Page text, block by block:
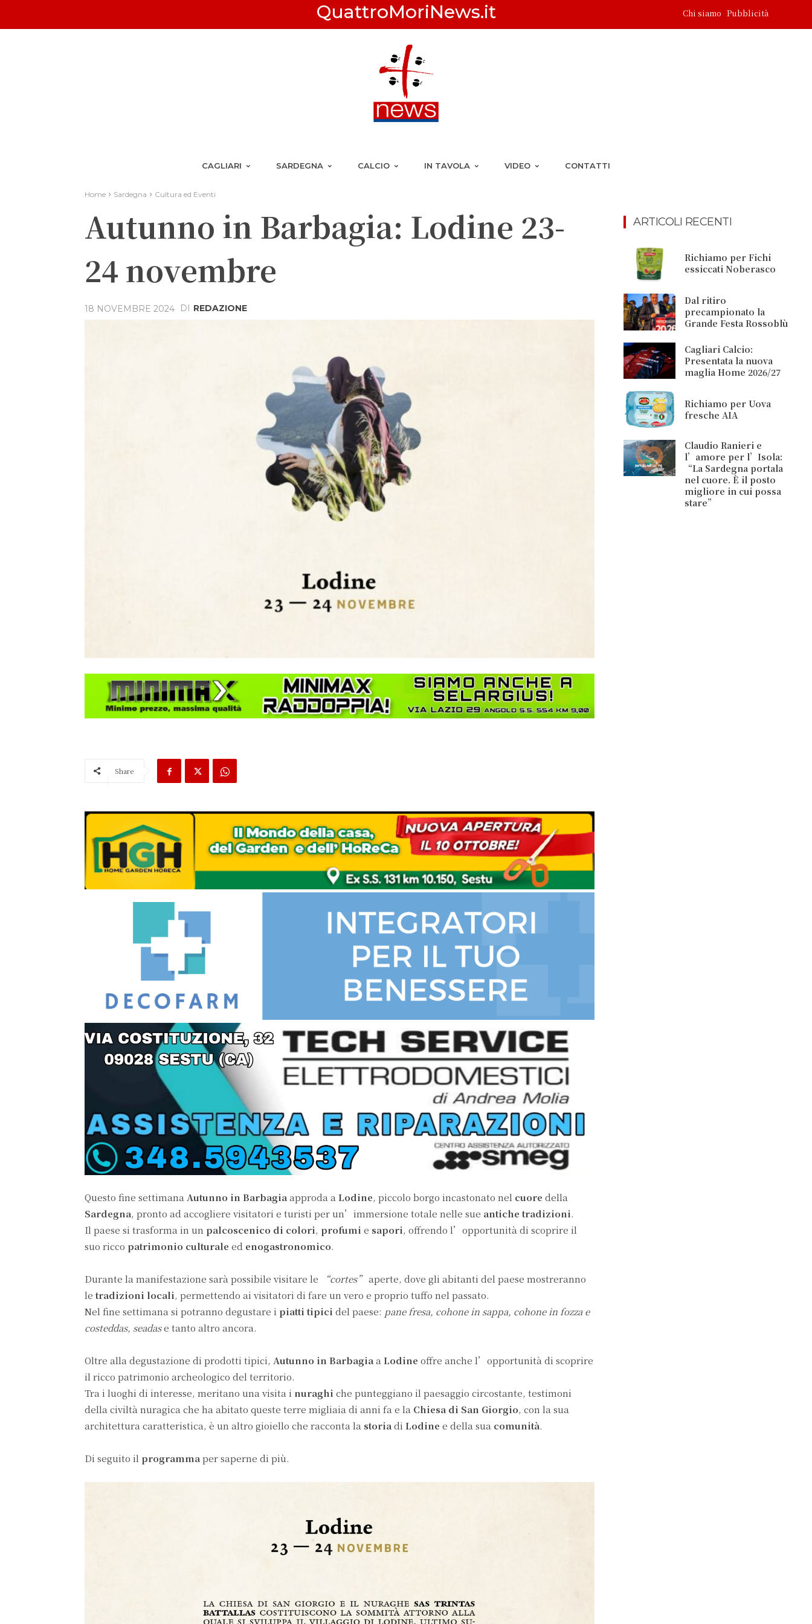
QuattroMoriNews.it Chi siamo Pubblicità
CAGLIARI SARDEGNA CALCIO IN TAVOLA VIDEO CONTATTI
Home Sardegna Cultura ed Eventi
Autunno in Barbagia: Lodine 23-
24 novembre
18 NOVEMBRE 2024 DI REDAZIONE
Share
Questo fine settimana Autunno in Barbagia approda a Lodine, piccolo borgo incastonato nel cuore della
Sardegna, pronto ad accogliere visitatori e turisti per un’immersione totale nelle sue antiche tradizioni.
Il paese si trasforma in un palcoscenico di colori, profumi e sapori, offrendo l’opportunità di scoprire il
suo ricco patrimonio culturale ed enogastronomico.
Durante la manifestazione sarà possibile visitare le “cortes” aperte, dove gli abitanti del paese mostreranno
letradizioni locali, permettendo ai visitatori di fare un vero e proprio tuffo nel passato.
Nel fine settimana si potranno degustare i piatti tipici del paese: pane fresa, cohone in sappa, cohone in fozza e
costeddas, seadase tanto altro ancora.
Oltre alla degustazione di prodotti tipici, Autunno in Barbagia a Lodine offre anche l’opportunità di scoprire
il ricco patrimonio archeologico del territorio.
Tra i luoghi di interesse, meritano una visita i nuraghi che punteggiano il paesaggio circostante, testimoni
della civiltà nuragica che ha abitato queste terre migliaia di anni fa e la Chiesa di San Giorgio, con la sua
architettura caratteristica, è un altro gioiello che racconta la storia di Lodine e della sua comunità.
Di seguito il programma per saperne di più.
ARTICOLI RECENTI
Richiamo per Fichi
essiccati Noberasco
Dal ritiro
precampionato la
Grande Festa Rossoblù
Cagliari Calcio:
Presentata la nuova
maglia Home 2026/27
Richiamo per Uova
fresche AIA
Claudio Ranieri e
l’amore per l’Isola:
“La Sardegna portala
nel cuore. È il posto
migliore in cui possa
stare”